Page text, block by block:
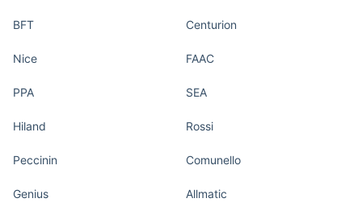
BFT Centurion
Nice FAAC
PPA SEA
Hiland Rossi
Peccinin Comunello
Genius Allmatic